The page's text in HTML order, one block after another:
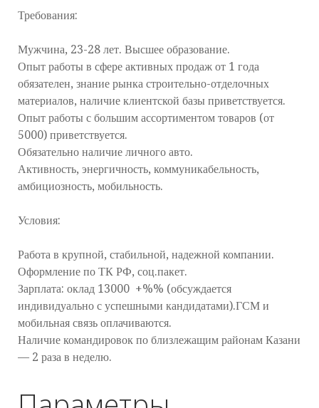
Требования:
Мужчина, 23-28 лет. Высшее образование.
Опыт работы в сфере активных продаж от 1 года
обязателен, знание рынка строительно-отделочных
материалов, наличие клиентской базы приветствуется.
Опыт работы с большим ассортиментом товаров (от
5000) приветствуется.
Обязательно наличие личного авто.
Активность, энергичность, коммуникабельность,
амбициозность, мобильность.
Условия:
Работа в крупной, стабильной, надежной компании.
Оформление по ТК РФ, соц.пакет.
Зарплата: оклад 13000 +%% (обсуждается
индивидуально с успешными кандидатами).ГСМ и
мобильная связь оплачиваются.
Наличие командировок по близлежащим районам Казани
— 2 раза в неделю.